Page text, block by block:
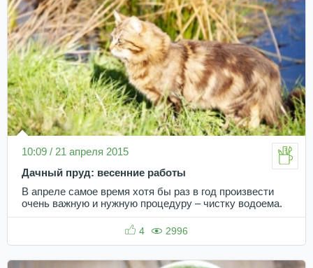
10:09 / 21 апреля 2015
Дачный пруд: весенние работы
В апреле самое время хотя бы раз в год произвести
очень важную и нужную процедуру – чистку водоема.
4 2996